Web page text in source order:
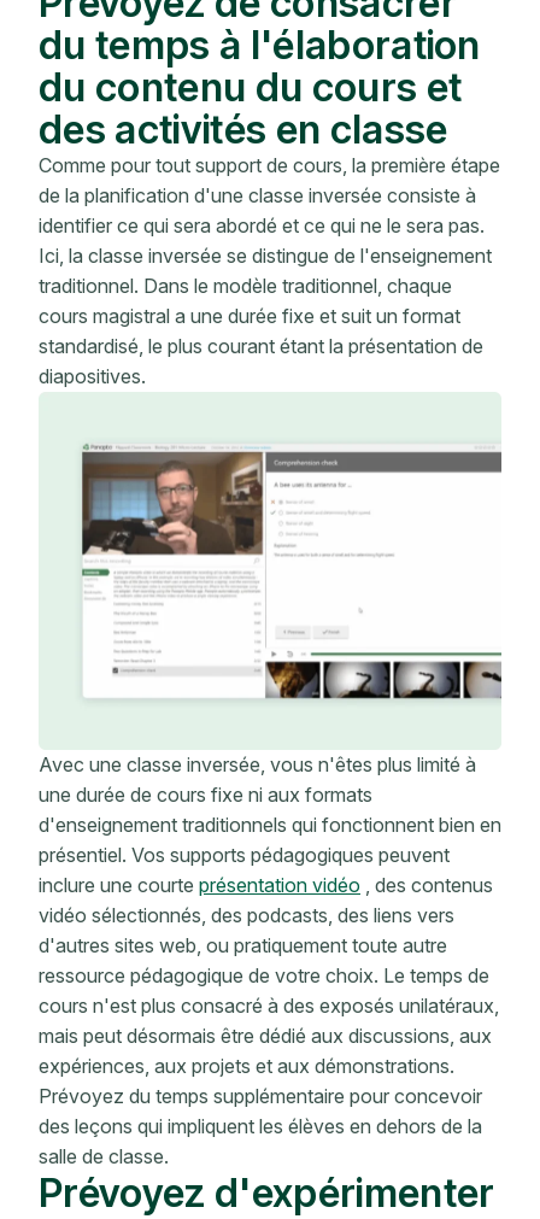
du temps à l'élaboration
du contenu du cours et
des activités en classe
Comme pour tout support de cours, la première étape
de la planification d'une classe inversée consiste à
identifier ce qui sera abordé et ce qui ne le sera pas.
Ici, la classe inversée se distingue de l'enseignement
traditionnel. Dans le modèle traditionnel, chaque
cours magistral a une durée fixe et suit un format
standardisé, le plus courant étant la présentation de
diapositives.
Avec une classe inversée, vous n'êtes plus limité à
une durée de cours fixe ni aux formats
d'enseignement traditionnels qui fonctionnent bien en
présentiel. Vos supports pédagogiques peuvent
inclure une courte présentation vidéo , des contenus
vidéo sélectionnés, des podcasts, des liens vers
d'autres sites web, ou pratiquement toute autre
ressource pédagogique de votre choix. Le temps de
cours n'est plus consacré à des exposés unilatéraux,
mais peut désormais être dédié aux discussions, aux
expériences, aux projets et aux démonstrations.
Prévoyez du temps supplémentaire pour concevoir
des leçons qui impliquent les élèves en dehors de la
salle de classe.
Prévoyez d'expérimenter